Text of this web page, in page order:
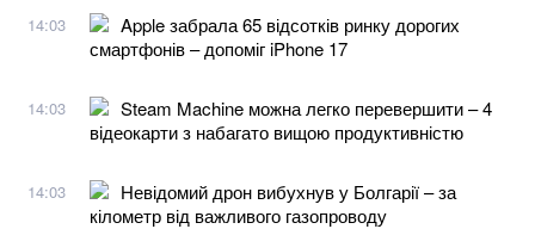
14:03
Apple забрала 65 відсотків ринку дорогих
смартфонів – допоміг iPhone 17
14:03
Steam Machine можна легко перевершити – 4
відеокарти з набагато вищою продуктивністю
14:03
Невідомий дрон вибухнув у Болгарії – за
кілометр від важливого газопроводу